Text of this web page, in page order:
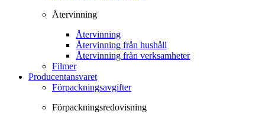
Återvinning
Återvinning
Återvinning från hushåll
Återvinning från verksamheter
Filmer
Producentansvaret
Förpackningsavgifter
Förpackningsredovisning